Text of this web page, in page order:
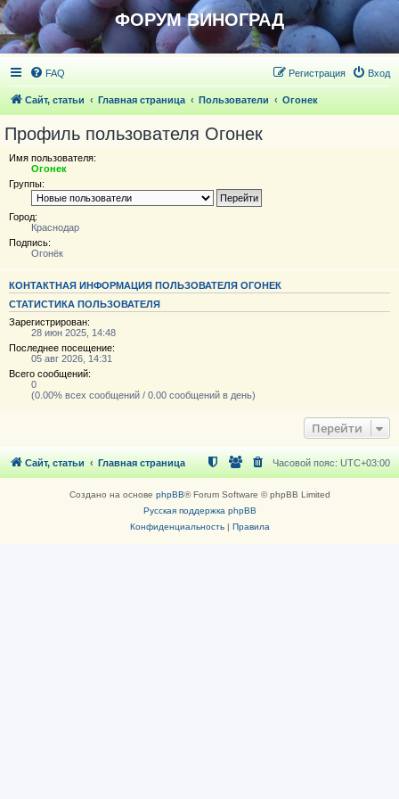
ФОРУМ ВИНОГРАД
FAQ Вход
Регистрация
Сайт, статьи Главная страница Пользователи Огонек
Профиль пользователя Огонек
Имя пользователя:
Огонек
Группы:
Город:
Краснодар
Подпись:
Огонёк
КОНТАКТНАЯ ИНФОРМАЦИЯ ПОЛЬЗОВАТЕЛЯ ОГОНЕК
СТАТИСТИКА ПОЛЬЗОВАТЕЛЯ
Зарегистрирован:
28 июн 2025, 14:48
Последнее посещение:
05 авг 2026, 14:31
Всего сообщений:
0
(0.00% всех сообщений / 0.00 сообщений в день)
Перейти
Сайт, статьи Главная страница Часовой пояс: UTC+03:00
Создано на основе phpBB® Forum Software © phpBB Limited
Русская поддержка phpBB
Конфиденциальность| Правила